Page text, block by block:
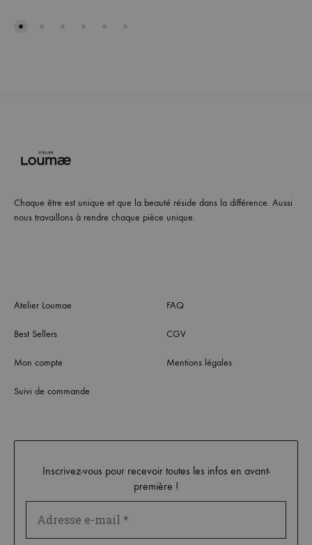
Chaque être est unique et que la beauté réside dans la différence. Aussi
nous travaillons à rendre chaque pièce unique.
Atelier Loumae
Best Sellers
Mon compte
Suivi de commande
FAQ
CGV
Mentions légales
Inscrivez-vous pour recevoir toutes les infos en avant-
première !